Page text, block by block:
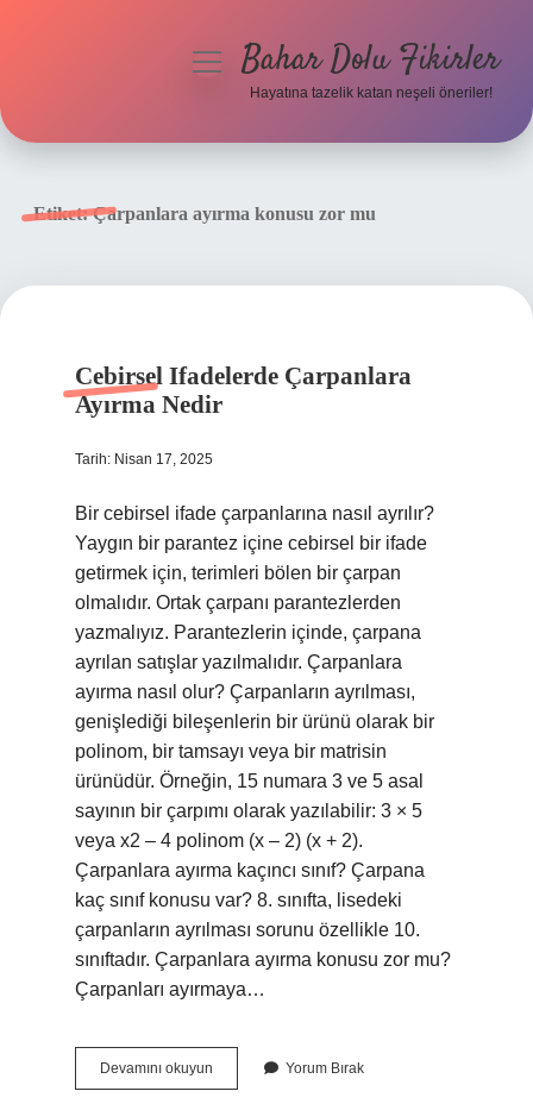
menüyüBahar Dolu Fikirler
Hayatına tazelik katan neşeli öneriler!
Etiket:Çarpanlara ayırma konusu zor mu
Cebirsel Ifadelerde Çarpanlara
Ayırma Nedir
Tarih: Nisan 17, 2025
Bir cebirsel ifade çarpanlarına nasıl ayrılır?
Yaygın bir parantez içine cebirsel bir ifade
getirmek için, terimleri bölen bir çarpan
olmalıdır. Ortak çarpanı parantezlerden
yazmalıyız. Parantezlerin içinde, çarpana
ayrılan satışlar yazılmalıdır. Çarpanlara
ayırma nasıl olur? Çarpanların ayrılması,
genişlediği bileşenlerin bir ürünü olarak bir
polinom, bir tamsayı veya bir matrisin
ürünüdür. Örneğin, 15 numara 3 ve 5 asal
sayının bir çarpımı olarak yazılabilir: 3 × 5
veya x2 – 4 polinom (x – 2) (x + 2).
Çarpanlara ayırma kaçıncı sınıf? Çarpana
kaç sınıf konusu var? 8. sınıfta, lisedeki
çarpanların ayrılması sorunu özellikle 10.
sınıftadır. Çarpanlara ayırma konusu zor mu?
Çarpanları ayırmaya…
Devamını okuyun Cebirsel
Ifadelerde
Yorum Bırak